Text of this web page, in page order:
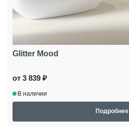
Glitter Mood
от 3 839 ₽
В наличии
Подробнее